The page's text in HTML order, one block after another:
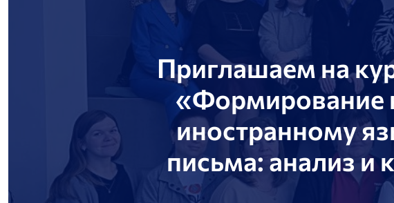
Приглашаем на
«Формирование
иностранному
письма: анализ